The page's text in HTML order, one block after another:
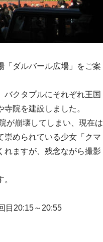
「ダルバール広場」をご案
クタプルにそれぞれ王国
院を建設しました。
が崩壊してしまい、現在は
崇められている少女「クマ
れますが、残念ながら撮影
目20:15～20:55